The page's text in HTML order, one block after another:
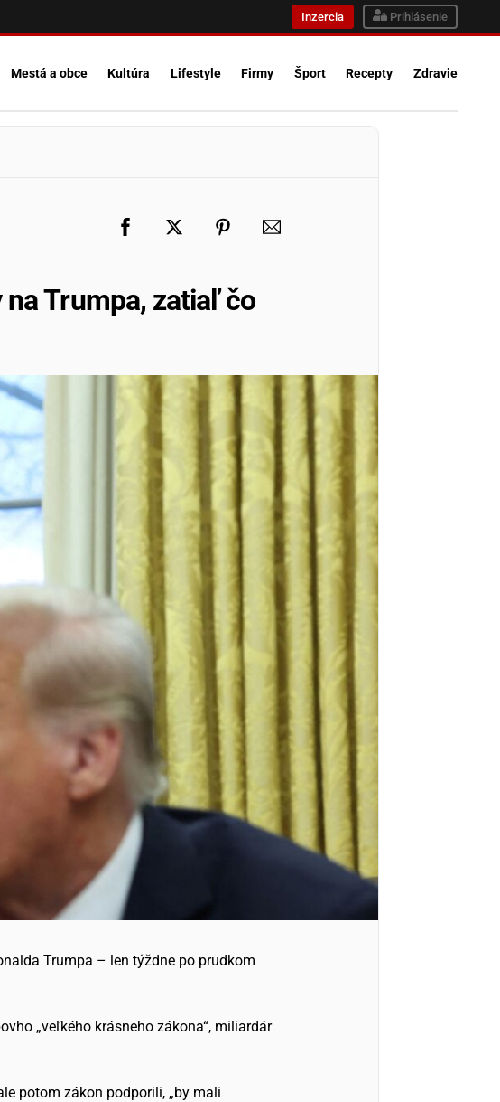
Inzercia Prihlásenie
Mestá a obce Kultúra Lifestyle Firmy Šport Recepty Zdravie
Trumpa, zatiaľ čo
Trumpa – len týždne po prudkom
„veľkého krásneho zákona“, miliardár
potom zákon podporili, „by mali